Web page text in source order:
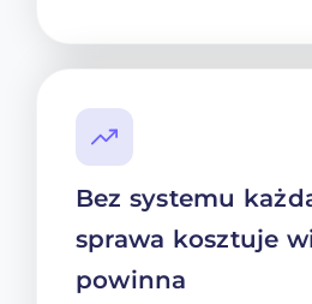
Bez systemu
sprawa kosztuje
powinna